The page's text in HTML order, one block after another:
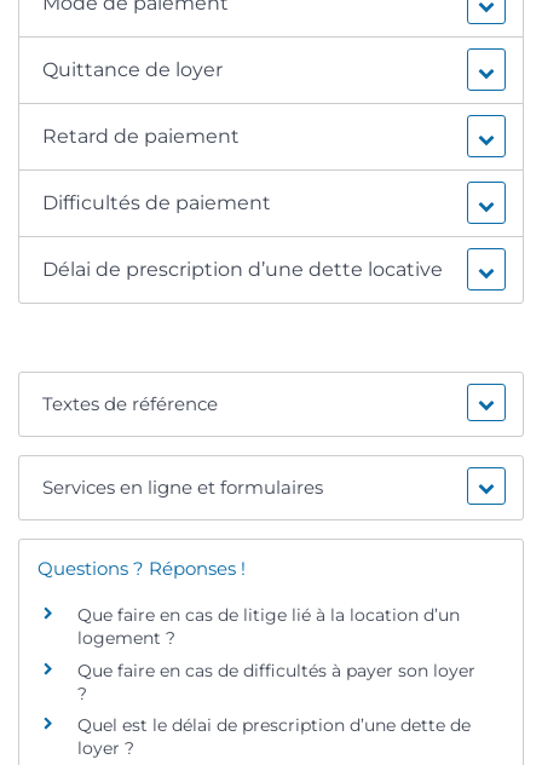
Quittance de loyer
Retard de paiement
Difficultés de paiement
Délai de prescription d’une dette locative
Textes de référence
Services en ligne et formulaires
Questions ? Réponses !
Que faire en cas de litige lié à la location d’un
logement ?
Que faire en cas de difficultés à payer son loyer
?
Quel est le délai de prescription d’une dette de
loyer ?